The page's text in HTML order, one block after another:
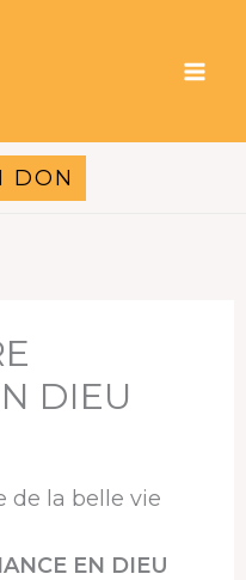
DON
DIEU
de la belle vie
EN DIEU